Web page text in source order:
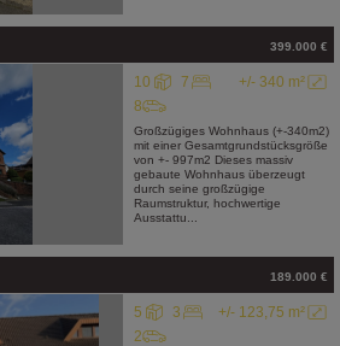
399.000 €
+/- 340 m²
10
7
8
Großzügiges Wohnhaus (+-340m2)
mit einer Gesamtgrundstücksgröße
von +- 997m2 Dieses massiv
gebaute Wohnhaus überzeugt
durch seine großzügige
Raumstruktur, hochwertige
Ausstattu...
189.000 €
+/- 123,75 m²
5
3
2